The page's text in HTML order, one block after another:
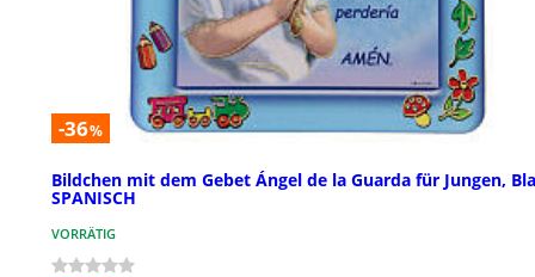
-36%
Bildchen mit dem Gebet Ángel de la Guarda für Jungen,
SPANISCH
VORRÄTIG